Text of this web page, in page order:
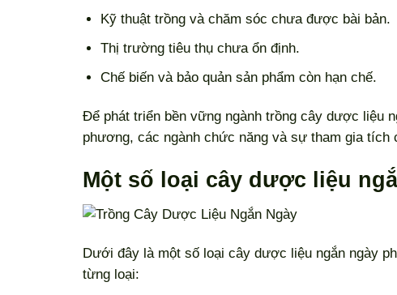
Kỹ thuật trồng và chăm sóc chưa được bài bản.
Thị trường tiêu thụ chưa ổn định.
Chế biến và bảo quản sản phẩm còn hạn chế.
Để phát triển bền vững ngành trồng cây dược liệu
phương, các ngành chức năng và sự tham gia tích
Một số loại cây dược liệu
Dưới đây là một số loại cây dược liệu ngắn ngày
từng loại: